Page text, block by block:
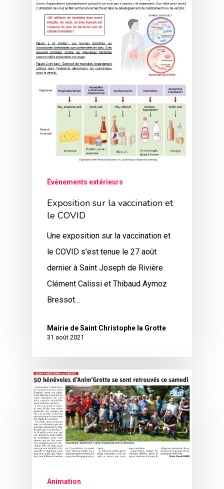
Événements extérieurs
Exposition sur la vaccination et
le COVID
Une exposition sur la vaccination et
le COVID s'est tenue le 27 août
dernier à Saint Joseph de Rivière.
Clément Calissi et Thibaud Aymoz
Bressot…
Mairie de Saint Christophe la Grotte
31 août 2021
Animation